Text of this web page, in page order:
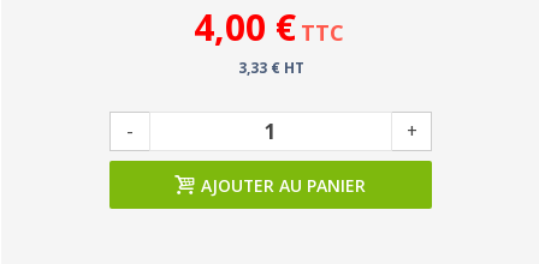
4,00 € TTC
3,33 € HT
- +
AJOUTER AU PANIER